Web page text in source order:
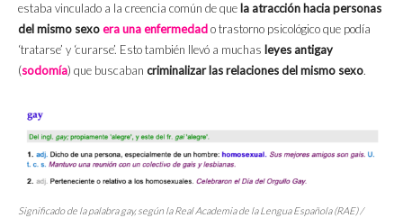
estaba vinculado a la creencia común de que la atracción hacia personas
del mismo sexoera una enfermedado trastorno psicológico que podía
‘tratarse’ y ‘curarse’. Esto también llevó a muchas leyes antigay
(sodomía) que buscaban criminalizar las relaciones del mismo sexo.
Significado de la palabra gay, según la Real Academia de la Lengua Española (RAE) /